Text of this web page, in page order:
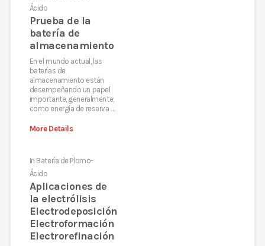
Ácido
Prueba de la
batería de
almacenamiento
En el mundo actual, las
baterías de
almacenamiento están
desempeñando un papel
importante, generalmente,
como energía de reserva …
More Details
In Batería de Plomo-
Ácido
Aplicaciones de
la electrólisis
Electrodeposición
Electroformación
Electrorefinación